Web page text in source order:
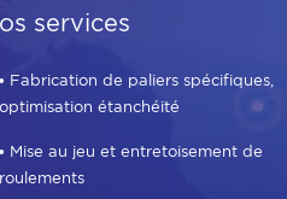
services
• Fabrication de paliers spécifiques,
optimisation étanchéité
• Mise au jeu et entretoisement de
roulements